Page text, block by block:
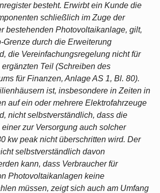
besteht. Erwirbt ein Kunde die
schließlich im Zuge der
bestehenden Photovoltaikanlage, gilt,
Grenze durch die Erweiterung
die Vereinfachungsregelung nicht für
Teil (Schreiben des
für Finanzen, Anlage AS 1, Bl. 80).
ist, insbesondere in Zeiten in
auf ein oder mehrere Elektrofahrzeuge
nicht selbstverständlich, dass die
zur Versorgung auch solcher
kw peak nicht überschritten wird. Der
selbstverständlich davon
kann, dass Verbraucher für
Photovoltaikanlagen keine
müssen, zeigt sich auch am Umfang